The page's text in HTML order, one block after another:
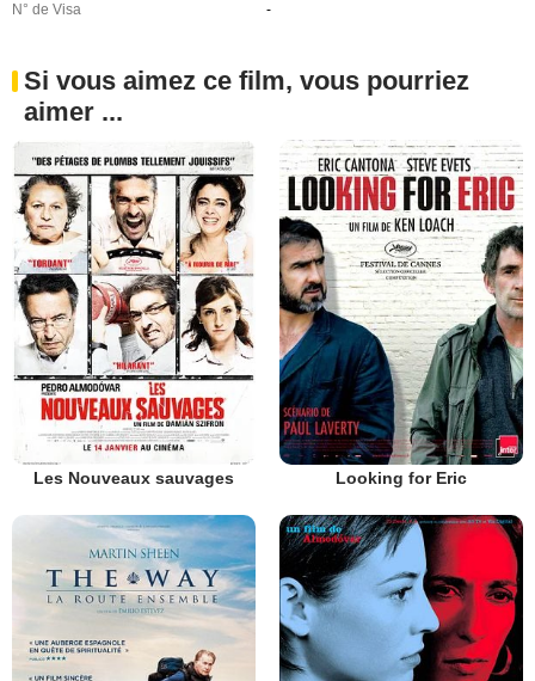
N° de Visa
-
Si vous aimez ce film, vous pourriez
aimer ...
Les Nouveaux sauvages Looking for Eric